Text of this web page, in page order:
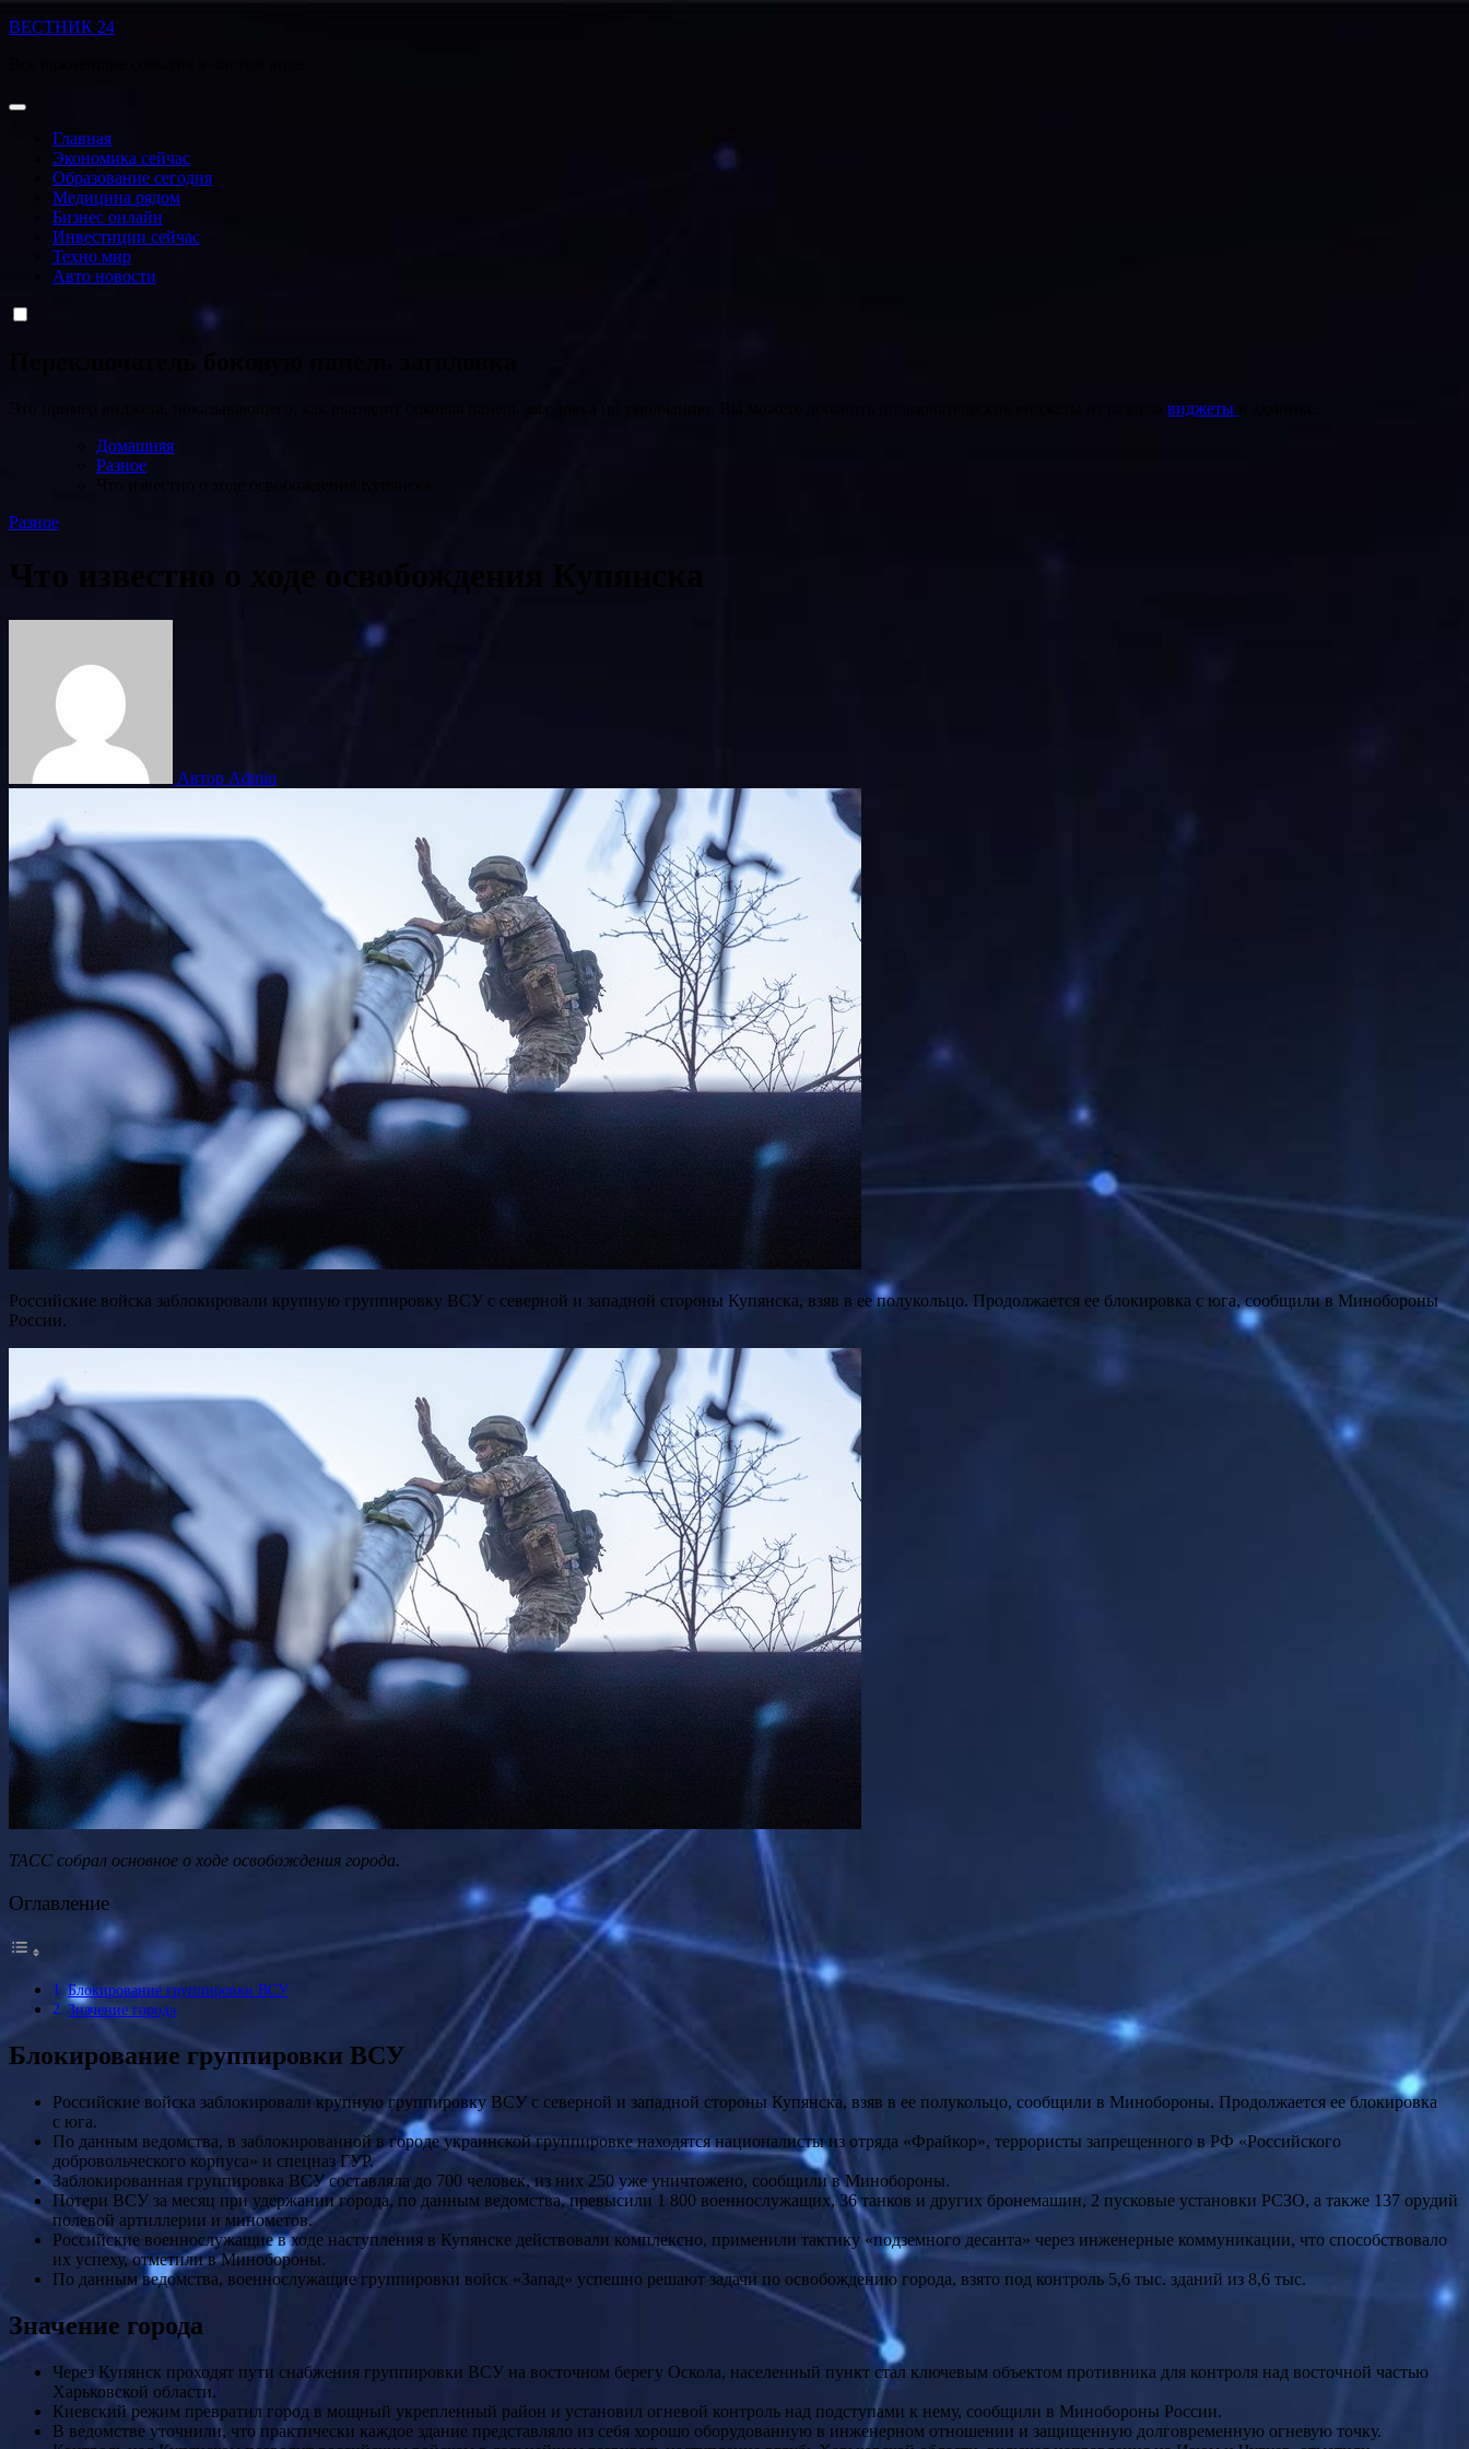
Перейти
ВЕСТНИК 24
Главная
Экономика сейчас
Образование сегодня
Медицина рядом
Бизнес онлайн
Инвестиции сейчас
Техно мир
Авто новости
виджеты
Домашняя
Разное
Разное
Что известно о ходе освобождения Купянска
Автор Admin
Российские войска заблокировали крупную группировку ВСУ с северной и западной стороны Купянска, взяв в ее полукольцо. Продолжается ее блокировка с юга, сообщили в Минобороны
России.
ТАСС собрал основное о ходе освобождения города.
Оглавление
Блокирование группировки ВСУ
Значение города
Блокирование группировки ВСУ
Российские войска заблокировали крупную группировку ВСУ с северной и западной стороны Купянска, взяв в ее полукольцо, сообщили в Минобороны. Продолжается ее блокировка
с юга.
По данным ведомства, в заблокированной в городе украинской группировке находятся националисты из отряда «Фрайкор», террористы запрещенного в РФ «Российского
добровольческого корпуса» и спецназ ГУР.
Заблокированная группировка ВСУ составляла до 700 человек, из них 250 уже уничтожено, сообщили в Минобороны.
Потери ВСУ за месяц при удержании города, по данным ведомства, превысили 1 800 военнослужащих, 36 танков и других бронемашин, 2 пусковые установки РСЗО, а также 137 орудий
полевой артиллерии и минометов.
Российские военнослужащие в ходе наступления в Купянске действовали комплексно, применили тактику «подземного десанта» через инженерные коммуникации, что способствовало
их успеху, отметили в Минобороны.
По данным ведомства, военнослужащие группировки войск «Запад» успешно решают задачи по освобождению города, взято под контроль 5,6 тыс. зданий из 8,6 тыс.
Значение города
Через Купянск проходят пути снабжения группировки ВСУ на восточном берегу Оскола, населенный пункт стал ключевым объектом противника для контроля над восточной частью
Харьковской области.
Киевский режим превратил город в мощный укрепленный район и установил огневой контроль над подступами к нему, сообщили в Минобороны России.
В ведомстве уточнили, что практически каждое здание представляло из себя хорошо оборудованную в инженерном отношении и защищенную долговременную огневую точку.